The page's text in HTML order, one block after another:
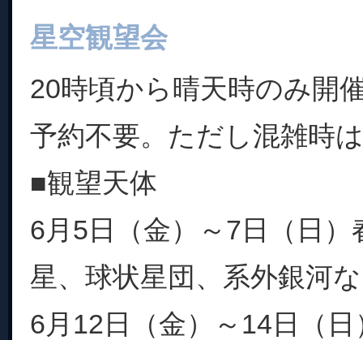
星空観望会
20時頃から晴天時のみ開
予約不要。ただし混雑時
■観望天体
6月5日（金）～7日（日）
星、球状星団、系外銀河
6月12日（金）～14日（